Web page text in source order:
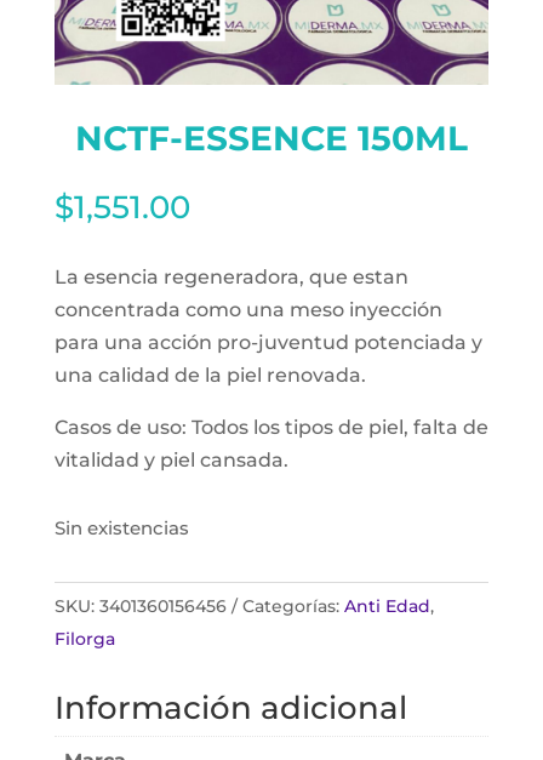
NCTF-ESSENCE 150ML
$1,551.00
La esencia regeneradora, que estan
concentrada como una meso inyección
para una acción pro-juventud potenciada y
una calidad de la piel renovada.
Casos de uso: Todos los tipos de piel, falta de
vitalidad y piel cansada.
Sin existencias
SKU: 3401360156456 Categorías: Anti Edad,
Filorga
Información adicional